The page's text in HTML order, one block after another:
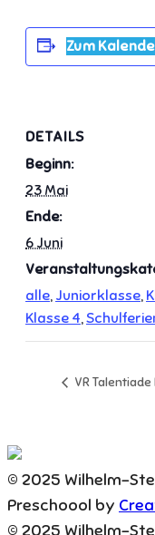
Zum
DETAILS
Beginn:
23 Mai
Ende:
6 Juni
alle, Juniorklasse,
Klasse 4,
VR
© 2025 Wilhelm-
Preschoool by
© 2025 Wilhelm-